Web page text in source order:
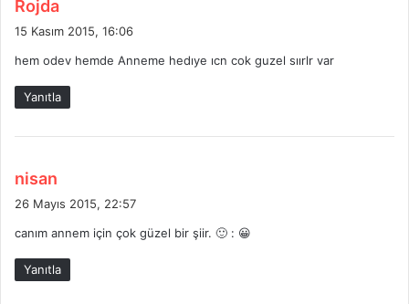
Rojda
i
k
i
15 Kasım 2015, 16:06
hem odev hemde Anneme hedıye ıcn cok guzel sıırlr var
Yanıtla
nisan
i
k
i
26 Mayıs 2015, 22:57
canım annem için çok güzel bir şiir. 🙂 : 😀
Yanıtla